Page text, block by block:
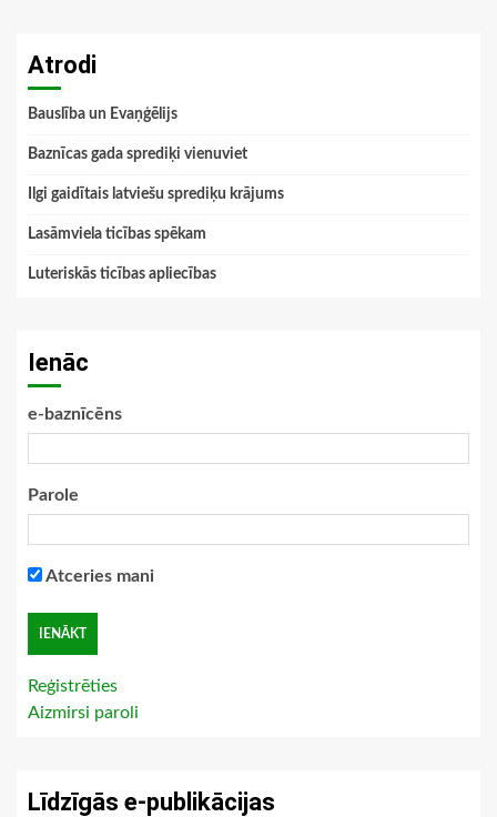
Atrodi
Bauslība un Evaņģēlijs
Baznīcas gada sprediķi vienuviet
Ilgi gaidītais latviešu sprediķu krājums
Lasāmviela ticības spēkam
Luteriskās ticības apliecības
Ienāc
e-baznīcēns
Parole
Atceries mani
Reģistrēties
Aizmirsi paroli
Līdzīgās e-publikācijas